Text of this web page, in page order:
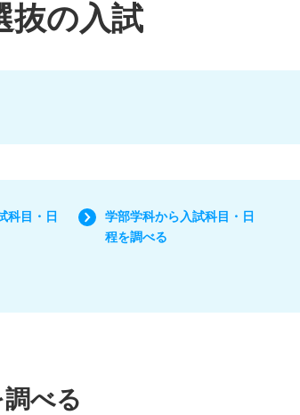
抜の入試
科目・日
学部学科から入試科目・日
程を調べる
べる